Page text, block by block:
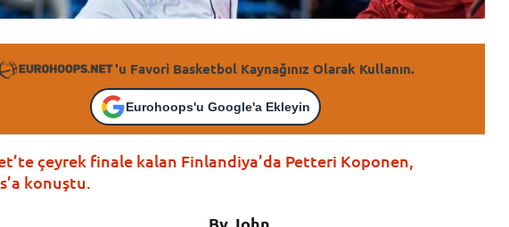
'u Favori Basketbol Kaynağınız Olarak Kullanın.
Eurohoops'u Google'a Ekleyin
çeyrek finale kalan Finlandiya’da Petteri Koponen,
konuştu.